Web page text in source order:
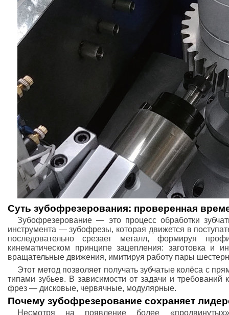
Суть зубофрезерования: проверенная
Зубофрезерование — это процесс обработки
инструмента — зубофрезы, которая движется в
последовательно срезает металл, формируя
кинематическом принципе зацепления: заготовка и
вращательные движения, имитируя работу пары
Этот метод позволяет получать зубчатые колёса с
типами зубьев. В зависимости от задачи и требований
фрез — дисковые, червячные, модулярные.
Почему зубофрезерование сохраняет
Несмотря на появление более